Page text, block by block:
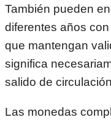
También pueden
diferentes años
que mantengan
significa
salido de
Las monedas